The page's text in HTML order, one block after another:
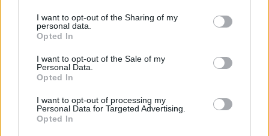
not limited to your visit or usage behaviour. You may click to
grant or deny consent to Google and its third-party tags to
use your data for below specified purposes in below Google
consent section.
I want to opt-out of the Sharing of my
personal data.
Opted In
I want to opt-out of the Sale of my
Personal Data.
Opted In
I want to opt-out of processing my
Personal Data for Targeted Advertising.
Opted In
Indulhat a Honvéd tér megújításának tervezése, ahol a
klímatudatos gondolkodás és a helyi identitás erősítése kerül a
középpontba.